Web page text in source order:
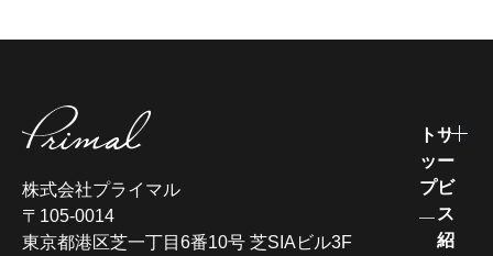
株式会社プライマル
〒105-0014
東京都港区芝一丁目6番10号 芝SIAビル3F
ト
ッ
プ
サ
ー
ビ
ス
紹